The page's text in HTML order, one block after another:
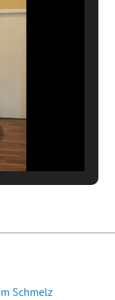
Schmelz